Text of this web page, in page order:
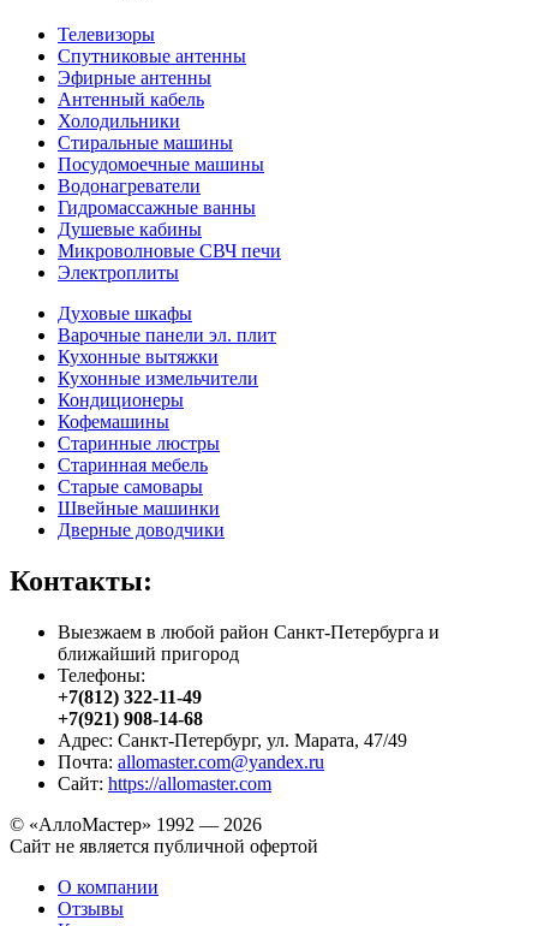
Телевизоры
Спутниковые антенны
Эфирные антенны
Антенный кабель
Холодильники
Стиральные машины
Посудомоечные машины
Водонагреватели
Гидромассажные ванны
Душевые кабины
Микроволновые СВЧ печи
Электроплиты
Духовые шкафы
Варочные панели эл. плит
Кухонные вытяжки
Кухонные измельчители
Кондиционеры
Кофемашины
Старинные люстры
Старинная мебель
Старые самовары
Швейные машинки
Дверные доводчики
Контакты:
Выезжаем в любой район Санкт-Петербурга и
ближайший пригород
Телефоны:
+7(812) 322-11-49
+7(921) 908-14-68
Адрес: Санкт-Петербург, ул. Марата, 47/49
Почта: allomaster.com@yandex.ru
Сайт: https://allomaster.com
© «АллоМастер» 1992 — 2026
Сайт не является публичной офертой
О компании
Отзывы